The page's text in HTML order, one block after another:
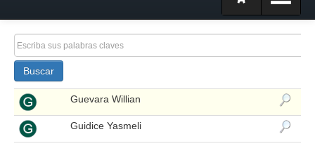
Buscar
Guevara Lilian Josefina
Guevara Matheus Maria Maigualida
Guevara Willian
Guidice Yasmeli